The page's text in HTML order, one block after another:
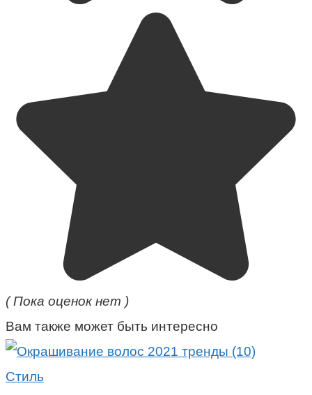
( Пока оценок нет )
Вам также может быть интересно
Стиль